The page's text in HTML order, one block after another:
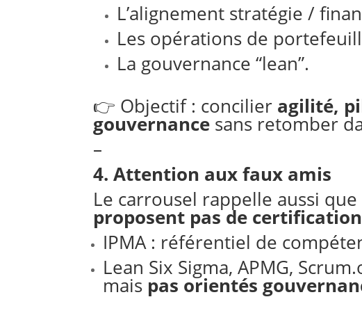
L’alignement stratégie /
Les opérations de
La gouvernance “lean”.
👉 Objectif : concilier agilité,
gouvernance sans retomber
–
4. Attention aux faux amis
Le carrousel rappelle aussi
proposent pas de
IPMA : référentiel de
Lean Six Sigma, APMG,
mais pas orientés